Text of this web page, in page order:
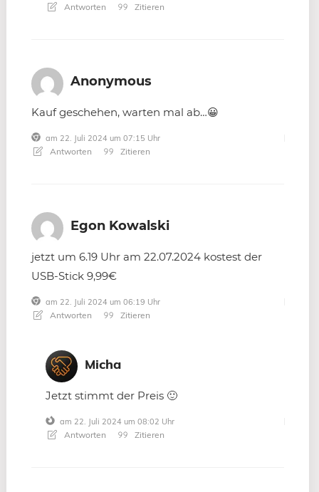
Antworten Zitieren
Anonymous
Kauf geschehen, warten mal ab…😀
am 22. Juli 2024 um 07:15 Uhr
Antworten Zitieren
Egon Kowalski
jetzt um 6.19 Uhr am 22.07.2024 kostest der
USB-Stick 9,99€
am 22. Juli 2024 um 06:19 Uhr
Antworten Zitieren
Micha
Jetzt stimmt der Preis 🙂
am 22. Juli 2024 um 08:02 Uhr
Antworten Zitieren